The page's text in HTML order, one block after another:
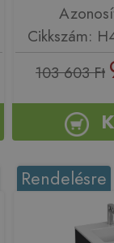
Cikkszám:
103 603 Ft
Rendelésre